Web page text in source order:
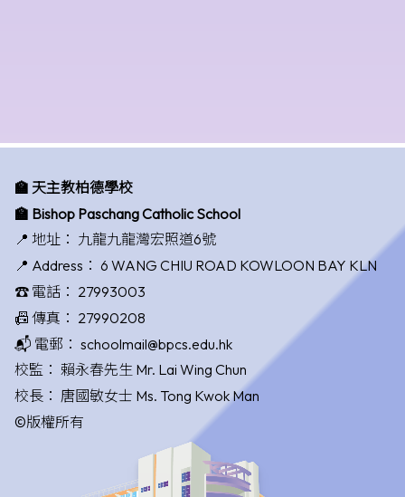
🏫 天主教柏德學校
🏫 Bishop Paschang Catholic School
📍 地址： 九龍九龍灣宏照道6號
📍 Address： 6 WANG CHIU ROAD KOWLOON BAY KLN
☎️ 電話： 27993003
📠 傳真： 27990208
📬 電郵： schoolmail@bpcs.edu.hk
校監： 賴永春先生 Mr. Lai Wing Chun
校長： 唐國敏女士 Ms. Tong Kwok Man
©版權所有